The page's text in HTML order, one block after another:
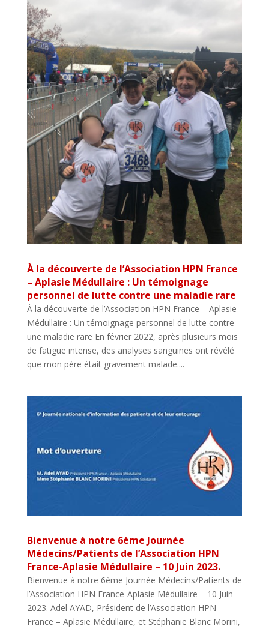
À la découverte de l’Association HPN France
– Aplasie Médullaire : Un témoignage
personnel de lutte contre une maladie rare
À la découverte de l’Association HPN France – Aplasie
Médullaire : Un témoignage personnel de lutte contre
une maladie rare En février 2022, après plusieurs mois
de fatigue intense, des analyses sanguines ont révélé
que mon père était gravement malade....
Bienvenue à notre 6ème Journée
Médecins/Patients de l’Association HPN
France-Aplasie Médullaire – 10 Juin 2023.
Bienvenue à notre 6ème Journée Médecins/Patients de
l’Association HPN France-Aplasie Médullaire – 10 Juin
2023. Adel AYAD, Président de l’Association HPN
France – Aplasie Médullaire, et Stéphanie Blanc Morini,